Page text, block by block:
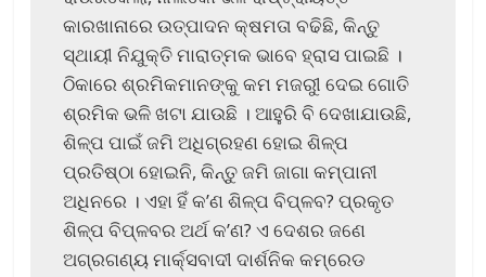
କାରଖାନାରେ ଉତ୍ପାଦନ କ୍ଷମତା ବଢିଛି, କିନ୍ତୁ
ସ୍ଥାୟୀ ନିଯୁକ୍ତି ମାରାତ୍ମକ ଭାବେ ହ୍ରାସ ପାଇଛି ।
ଠିକାରେ ଶ୍ରମିକମାନଙ୍କୁ କମ ମଜରୁୀ ଦେଇ ଗୋତି
ଶ୍ରମିକ ଭଳି ଖଟା ଯାଉଛି । ଆହୁରି ବି ଦେଖାଯାଉଛି,
ଶିଳ୍ପ ପାଇଁ ଜମି ଅଧିଗ୍ରହଣ ହୋଇ ଶିଳ୍ପ
ପ୍ରତିଷ୍ଠା ହୋଇନି, କିନ୍ତୁ ଜମି ଜାଗା କମ୍ପାନୀ
ଅଧିନରେ । ଏହା ହିଁ କ’ଣ ଶିଳ୍ପ ବିପ୍ଳବ? ପ୍ରକୃତ
ଶିଳ୍ପ ବିପ୍ଳବର ଅର୍ଥ କ’ଣ? ଏ ଦେଶର ଜଣେ
ଅଗ୍ରଗଣ୍ୟ ମାର୍କ୍ସବାଦୀ ଦାର୍ଶନିକ କମ୍ରେଡ